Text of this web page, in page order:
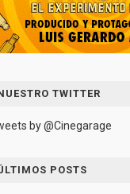
TWITTER
by @Cinegarage
POSTS